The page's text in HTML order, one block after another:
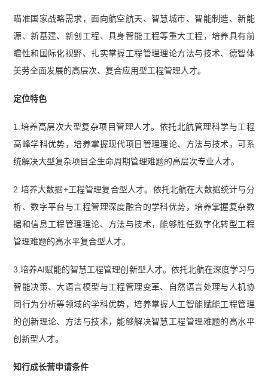
瞄准国家战略需求，面向航空航天、智慧城市、智能制造、新能
源、新基建、新创工程、具身智能工程等重大工程，培养具有前
瞻性和国际化视野、扎实掌握工程管理理论方法与技术、德智体
美劳全面发展的高层次、复合应用型工程管理人才。
定位特色
1.培养高层次大型复杂项目管理人才。依托北航管理科学与工程
高峰学科优势，培养掌握现代项目管理理论、方法与技术，可系
统解决大型复杂项目全生命周期管理难题的高层次专业人才。
2.培养大数据+工程管理复合型人才。依托北航在大数据统计与分
析、数字平台与工程管理深度融合的学科优势，培养掌握复杂数
据和信息工程管理理论、方法与技术，能够胜任数字化转型工程
管理难题的高水平复合型人才。
3.培养AI赋能的智慧工程管理创新型人才。依托北航在深度学习与
智能决策、大语言模型与工程管理变革、自然语言处理与人机协
同行为分析等领域的学科优势，培养掌握人工智能赋能工程管理
的创新理论、方法与技术，能够解决智慧工程管理难题的高水平
创新型人才。
知行成长营申请条件